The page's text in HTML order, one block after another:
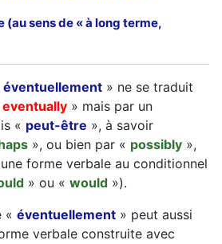
(au sens de « à long terme,
éventuellement » ne se traduit
eventually » mais par un
« peut-être », à savoir
», ou bien par « possibly »,
forme verbale au conditionnel
» ou « would »).
« éventuellement » peut aussi
verbale construite avec